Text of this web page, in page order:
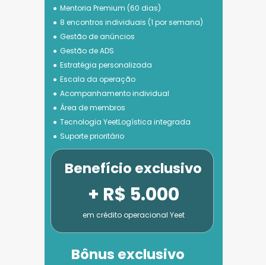
Mentoria Premium (60 dias)
8 encontros individuais (1 por semana)
Gestão de anúncios
Gestão de ADS
Estratégia personalizada
Escala da operação
Acompanhamento individual
Área de membros
Tecnologia YeetLogística integrada
Suporte prioritário
Bônus exclusivo
+ R$ 5.000
em crédito operacional Yeet
Benefício exclusivo